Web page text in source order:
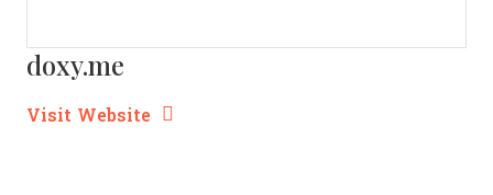
doxy.me
Visit WebsiteOpens New Window